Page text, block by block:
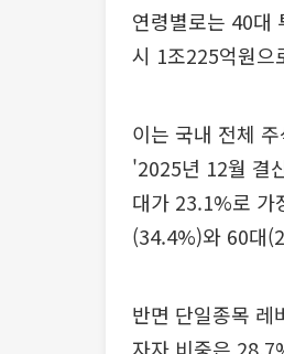
연령별로는 40대
시 1조225억원으
이는 국내 전체
'2025년 12월 결
대가 23.1%로 가
(34.4%)와 60대
반면 단일종목 레